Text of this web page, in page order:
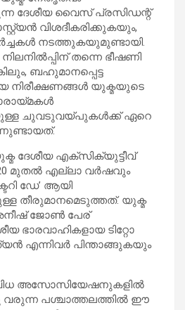
ദേശീയ വൈസ് പ്രസിഡന്റ്
വിശദീകരിക്കുകയും,
നടത്തുകയുമുണ്ടായി.
തന്നെ ഭീഷണി
ബഹുമാനപ്പെട്ട
നിരീക്ഷണങ്ങള്‍ യുക്മയുടെ
ചുവടുവയ്പുകൾക്ക് ഏറെ
ദേശീയ എക്സിക്യുട്ടീവ്
മുതല്‍ എല്ലാ വർഷവും
ഡേ’ ആയി
തീരുമാനമെടുത്തത്. യുക്മ
ജോണ്‍ പേര്
ഭാരവാഹികളായ ടിറ്റോ
എന്നിവര്‍ പിന്താങ്ങുകയും
അസോസിയേഷനുകളിൽ
പശ്ചാത്തലത്തില്‍ ഈ